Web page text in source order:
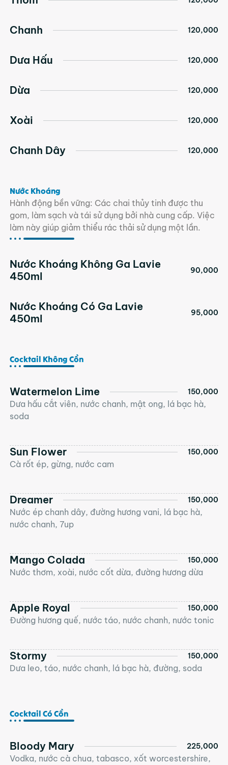
Chanh 120,000
Dưa Hấu 120,000
Dừa 120,000
Xoài 120,000
Chanh Dây 120,000
Nước Khoáng
Hành động bền vững: Các chai thủy tinh được thu
gom, làm sạch và tái sử dụng bởi nhà cung cấp. Việc
làm này giúp giảm thiểu rác thải sử dụng một lần.
Nước Khoáng Không Ga Lavie
450ml
90,000
Nước Khoáng Có Ga Lavie
450ml
95,000
Cocktail Không Cồn
Watermelon Lime 150,000
Dưa hấu cắt viên, nước chanh, mật ong, lá bạc hà,
soda
Sun Flower 150,000
Cà rốt ép, gừng, nước cam
Dreamer 150,000
Nước ép chanh dây, đường hương vani, lá bạc hà,
nước chanh, 7up
Mango Colada 150,000
Nước thơm, xoài, nước cốt dừa, đường hương dừa
Apple Royal 150,000
Đường hương quế, nước táo, nước chanh, nước tonic
Stormy 150,000
Dưa leo, táo, nước chanh, lá bạc hà, đường, soda
Cocktail Có Cồn
Bloody Mary 225,000
Vodka, nước cà chua, tabasco, xốt worcestershire,